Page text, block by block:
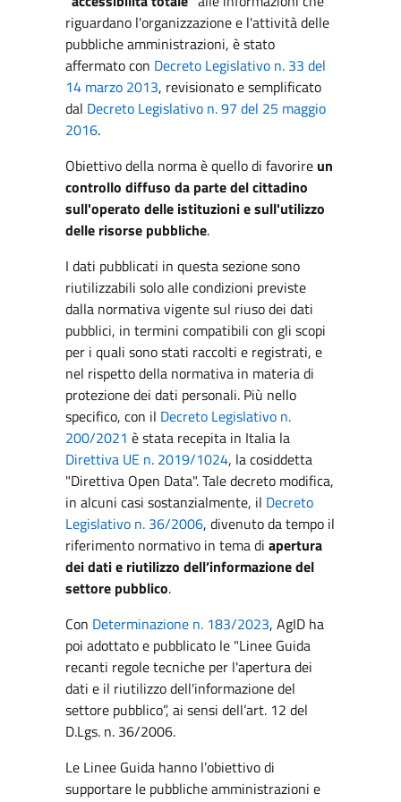
riguardano l'organizzazione e l'attività delle
pubbliche amministrazioni, è stato
affermato con Decreto Legislativo n. 33 del
14 marzo 2013, revisionato e semplificato
dal Decreto Legislativo n. 97 del 25 maggio
2016.
Obiettivo della norma è quello di favorire un
controllo diffuso da parte del cittadino
sull'operato delle istituzioni e sull'utilizzo
delle risorse pubbliche.
I dati pubblicati in questa sezione sono
riutilizzabili solo alle condizioni previste
dalla normativa vigente sul riuso dei dati
pubblici, in termini compatibili con gli scopi
per i quali sono stati raccolti e registrati, e
nel rispetto della normativa in materia di
protezione dei dati personali. Più nello
specifico, con il Decreto Legislativo n.
200/2021 è stata recepita in Italia la
Direttiva UE n. 2019/1024, la cosiddetta
"Direttiva Open Data". Tale decreto modifica,
in alcuni casi sostanzialmente, il Decreto
Legislativo n. 36/2006, divenuto da tempo il
riferimento normativo in tema diapertura
dei dati e riutilizzo dell’informazione del
settore pubblico.
Con Determinazione n. 183/2023, AgID ha
poi adottato e pubblicato le "Linee Guida
recanti regole tecniche per l'apertura dei
dati e il riutilizzo dell'informazione del
settore pubblico”, ai sensi dell’art. 12 del
D.Lgs. n. 36/2006.
Le Linee Guida hanno l’obiettivo di
supportare le pubbliche amministrazioni e